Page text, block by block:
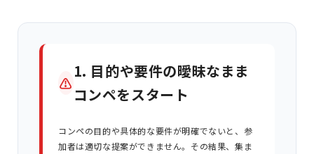
⚠
1. 目的や要件の曖昧なまま
コンペをスタート
コンペの目的や具体的な要件が明確でないと、参
加者は適切な提案ができません。その結果、集ま